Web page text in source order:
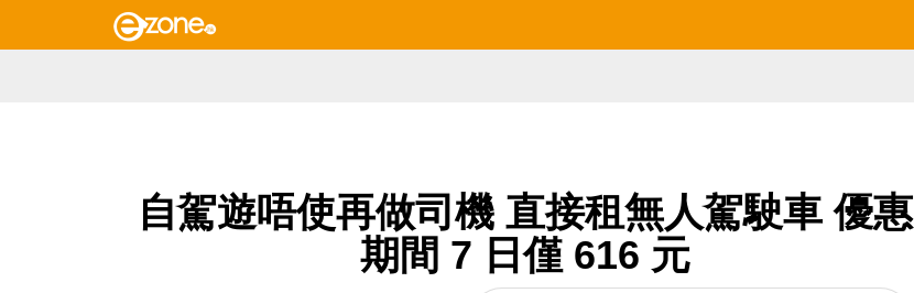
自駕遊唔使再做司機 直接租無人駕駛車 優惠
期間 7 日僅 616 元